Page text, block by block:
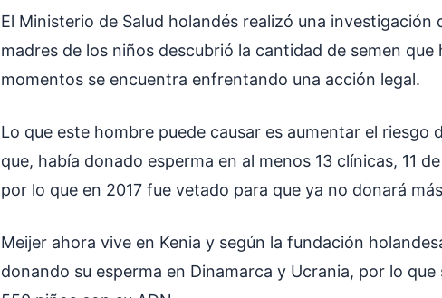
El Ministerio de Salud holandés realizó una investigación
madres de los niños descubrió la cantidad de semen que
momentos se encuentra enfrentando una acción legal.
Lo que este hombre puede causar es aumentar el riesgo
que, había donado esperma en al menos 13 clínicas, 11
por lo que en 2017 fue vetado para que ya no donará
Meijer ahora vive en Kenia y según la fundación
donando su esperma en Dinamarca y Ucrania, por lo